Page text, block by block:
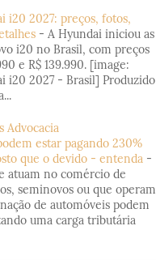
i20 2027: preços, fotos,
- A Hyundai iniciou as
i20 no Brasil, com preços
e R$ 139.990. [image:
i20 2027 - Brasil] Produzido
Advocacia
estar pagando 230%
que o devido - entenda -
atuam no comércio de
seminovos ou que operam
de automóveis podem
uma carga tributária